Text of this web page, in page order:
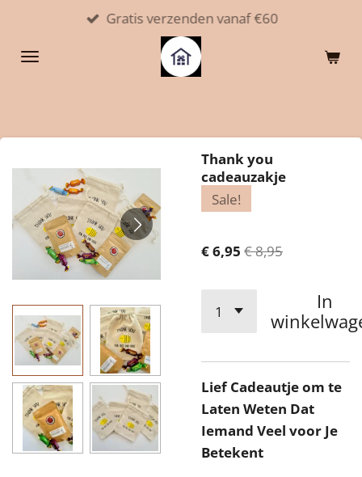
naar
Gratis verzenden vanaf €60
Thank you
cadeauzakje
Sale!
€ 6,95 € 8,95
In
Lief Cadeautje om te
Laten Weten Dat
Iemand Veel voor Je
Betekent